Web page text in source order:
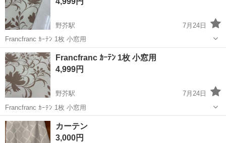
野芥駅
7月24日
Francfranc ｶｰﾃﾝ 1枚 小窓用
福岡 福岡市 カーテン、ブラインド
Francfranc ｶｰﾃﾝ 1枚 小窓用
4,999円
野芥駅
7月24日
Francfranc ｶｰﾃﾝ 1枚 小窓用
福岡 福岡市
カーテン
3,000円